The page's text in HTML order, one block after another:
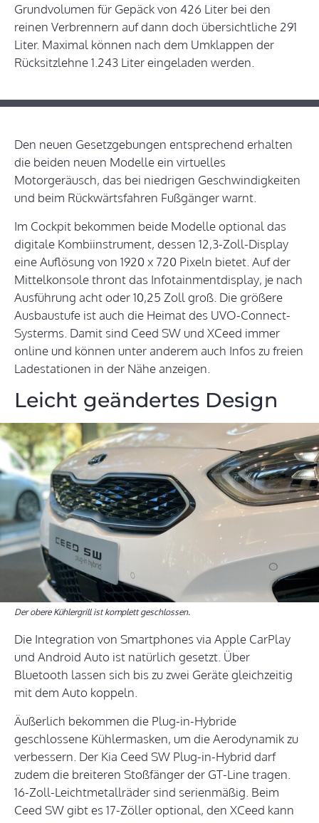
Grundvolumen für Gepäck von 426 Liter bei den
reinen Verbrennern auf dann doch übersichtliche 291
Liter. Maximal können nach dem Umklappen der
Rücksitzlehne 1.243 Liter eingeladen werden.
Den neuen Gesetzgebungen entsprechend erhalten
die beiden neuen Modelle ein virtuelles
Motorgeräusch, das bei niedrigen Geschwindigkeiten
und beim Rückwärtsfahren Fußgänger warnt.
Im Cockpit bekommen beide Modelle optional das
digitale Kombiinstrument, dessen 12,3-Zoll-Display
eine Auflösung von 1920 x 720 Pixeln bietet. Auf der
Mittelkonsole thront das Infotainmentdisplay, je nach
Ausführung acht oder 10,25 Zoll groß. Die größere
Ausbaustufe ist auch die Heimat des UVO-Connect-
Systerms. Damit sind Ceed SW und XCeed immer
online und können unter anderem auch Infos zu freien
Ladestationen in der Nähe anzeigen.
Leicht geändertes Design
Der obere Kühlergrill ist komplett geschlossen.
Die Integration von Smartphones via Apple CarPlay
und Android Auto ist natürlich gesetzt. Über
Bluetooth lassen sich bis zu zwei Geräte gleichzeitig
mit dem Auto koppeln.
Äußerlich bekommen die Plug-in-Hybride
geschlossene Kühlermasken, um die Aerodynamik zu
verbessern. Der Kia Ceed SW Plug-in-Hybrid darf
zudem die breiteren Stoßfänger der GT-Line tragen.
16-Zoll-Leichtmetallräder sind serienmäßig. Beim
Ceed SW gibt es 17-Zöller optional, den XCeed kann